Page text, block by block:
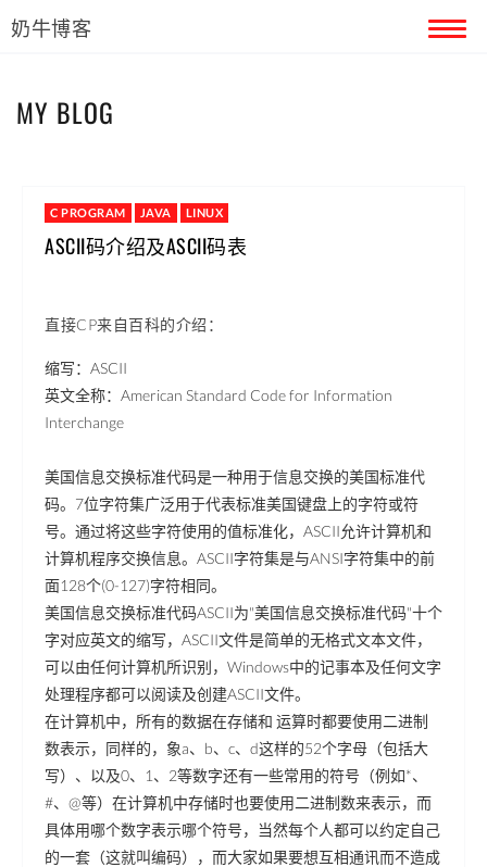
奶牛博客
MY BLOG
C PROGRAM JAVA LINUX
ASCII码介绍及ASCII码表
直接CP来自百科的介绍：
缩写：ASCII
英文全称：American Standard Code for Information
Interchange
美国信息交换标准代码是一种用于信息交换的美国标准代
码。7位字符集广泛用于代表标准美国键盘上的字符或符
号。通过将这些字符使用的值标准化，ASCII允许计算机和
计算机程序交换信息。ASCII字符集是与ANSI字符集中的前
面128个(0-127)字符相同。
美国信息交换标准代码ASCII为"美国信息交换标准代码"十个
字对应英文的缩写，ASCII文件是简单的无格式文本文件，
可以由任何计算机所识别，Windows中的记事本及任何文字
处理程序都可以阅读及创建ASCII文件。
在计算机中，所有的数据在存储和 运算时都要使用二进制
数表示，同样的，象a、b、c、d这样的52个字母（包括大
写）、以及0、1、2等数字还有一些常用的符号（例如*、
#、@等）在计算机中存储时也要使用二进制数来表示，而
具体用哪个数字表示哪个符号，当然每个人都可以约定自己
的一套（这就叫编码），而大家如果要想互相通讯而不造成